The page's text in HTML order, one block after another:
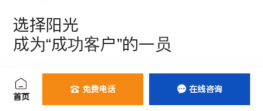
选择阳光
成为“成功客户”的一员

首页
 免费电话  在线咨询